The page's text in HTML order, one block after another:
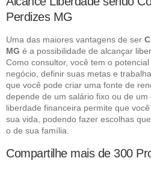
Perdizes MG
Uma das maiores vantagens de ser
MG é a possibilidade de alcançar
Como consultor, você tem o
negócio, definir suas metas e
que você pode criar uma fonte de
depende de um salário fixo ou de um
liberdade financeira permite que
sua vida, podendo fazer escolhas
o de sua família.
Compartilhe mais de 300